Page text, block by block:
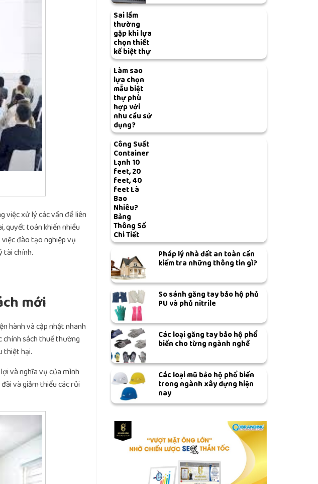
việc xử lý các vấn đề liên
quyết toán khiến nhiều
đào tạo nghiệp vụ
tài chính.
mới
hành và cập nhật nhanh
chính sách thuế thường
thiệt hại.
và nghĩa vụ của mình
và giảm thiểu các rủi
Sai lầm
thường
gặp khi lựa
chọn thiết
kế biệt thự
Làm sao
lựa chọn
mẫu biệt
thự phù
hợp với
nhu cầu sử
dụng?
Công Suất
Container
Lạnh 10
feet, 20
feet, 40
feet Là
Bao
Nhiêu?
Bảng
Thông Số
Chi Tiết
Pháp lý nhà đất an toàn cần
kiểm tra những thông tin gì?
So sánh găng tay bảo hộ phủ
PU và phủ nitrile
Các loại găng tay bảo hộ phổ
biến cho từng ngành nghề
Các loại mũ bảo hộ phổ biến
trong ngành xây dựng hiện
nay